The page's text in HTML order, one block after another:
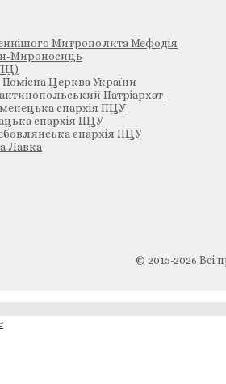
Митрополита Мефодія
Мироносиць
Помісна Церква України
Патріархат
єпархія ПЦУ
єпархія ПЦУ
єпархія ПЦУ
Лавка
© 2015-2026 Всі